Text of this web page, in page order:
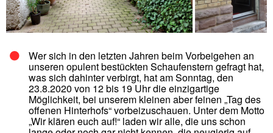
Wer sich in den letzten Jahren beim Vorbeigehen an
unseren opulent bestückten Schaufenstern gefragt hat,
was sich dahinter verbirgt, hat am Sonntag, den
23.8.2020 von 12 bis 19 Uhr die einzigartige
Möglichkeit, bei unserem kleinen aber feinen „Tag des
offenen Hinterhofs“ vorbeizuschauen. Unter dem Motto
„Wir klären euch auf!“ laden wir alle, die uns schon